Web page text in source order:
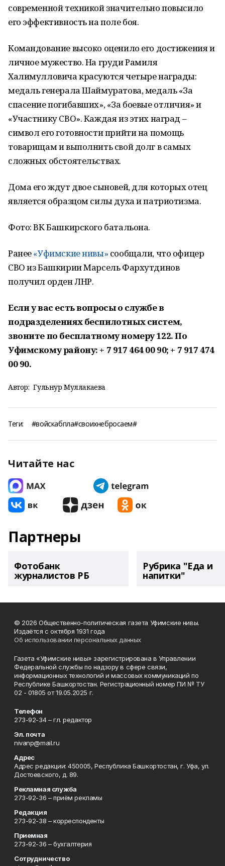
современной техникой значительно повысило
его эффективность на поле боя.
Командование высоко оценило его достижения и
личное мужество. На груди Рамиля
Халимулловича красуются четыре награды:
медаль генерала Шаймуратова, медаль «За
спасение погибавших», «За боевые отличия» и
«Участнику СВО». Каждая из этих наград –
символ его готовности прийти на помощь
товарищам и выполнить свой долг в самых
сложных обстоятельствах.
Дома его ждут двое сыновей, для которых отец
является образцом силы духа и патриотизма.
Фото: ВК Башкирского батальона.
Ранее«Уфимские нивы» сообщали, что офицер
СВО из Башкирии Марсель Фархутдинов
получил орден ЛНР.
Если у вас есть вопросы о службе в
подразделениях беспилотных систем,
звоните по бесплатному номеру 122. По
Уфимскому району: + 7 917 464 00 90; + 7 917 474
00 90.
Автор: Гульнур Муллакаева
Теги: #войскабпла#своихнебросаем#
Читайте нас
Партнеры
Фотобанк
журналистов РБ
Рубрика "Еда и
напитки"
© 2026 Общественно-политическая газета Уфимские нивы.
Издаётся с октября 1931 года
Об использовании персональных данных
Газета «Уфимские нивы» зарегистрирована в Управлении
Федеральной службы по надзору в сфере связи,
информационных технологий и массовых коммуникаций по
Республике Башкортостан. Регистрационный номер ПИ № ТУ
02 - 01805 от 19.05.2025 г.
Телефон
273-92-34 – гл. редактор
Эл. почта
nivanp@mail.ru
Адрес
Адрес редакции: 450005, Республика Башкортостан, г. Уфа, ул.
Достоевского, д. 89.
Рекламная служба
273-92-36 – приём рекламы
Редакция
273-92-38 – корреспонденты
Приемная
273-92-36 – бухгалтерия
Сотрудничество